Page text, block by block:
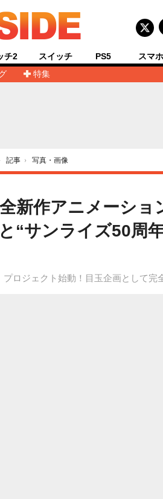
特集
チ2 スイッチ PS5 スマホ
記事 › 写真・画像
新作アニメーショ
“サンライズ50周
プロジェクト始動！目玉企画として